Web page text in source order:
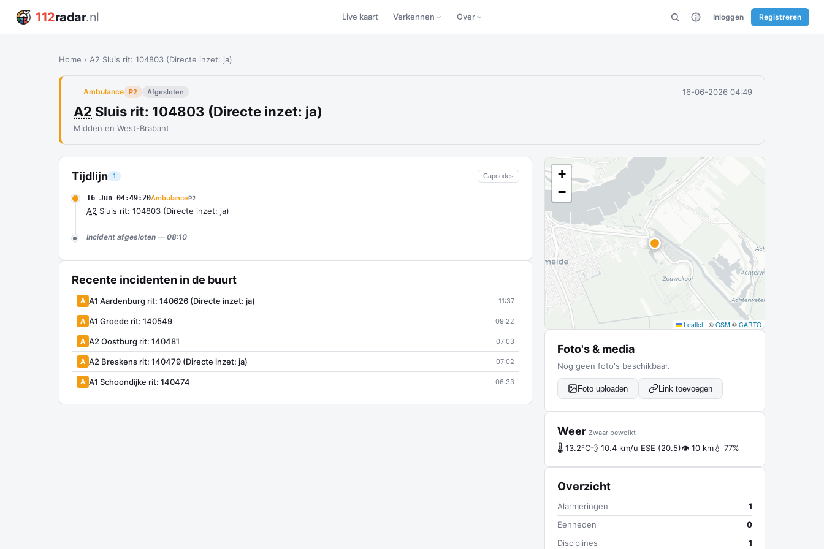
112radar.nl Live kaart Verkennen Over Inloggen Registreren
Home › A2 Sluis rit: 104803 (Directe inzet: ja)
Ambulance P2 Afgesloten 16-06-2026 04:49
A2 Sluis rit: 104803 (Directe inzet: ja)
Midden en West-Brabant
Tijdlijn 1 Capcodes
16 Jun 04:49:20AmbulanceP2
A2 Sluis rit: 104803 (Directe inzet: ja)
Incident afgesloten — 08:10
Recente incidenten in de buurt
A A1 Aardenburg rit: 140626 (Directe inzet: ja) 11:37
A A1 Groede rit: 140549 09:22
A A2 Oostburg rit: 140481 07:03
A A2 Breskens rit: 140479 (Directe inzet: ja) 07:02
A A1 Schoondijke rit: 140474 06:33
+
−
Leaflet | © OSM © CARTO
Foto's & media
Nog geen foto's beschikbaar.
Foto uploaden Link toevoegen
Weer Zwaar bewolkt
🌡 13.2°C💨 10.4 km/u ESE (20.5)👁 10 km💧 77%
Overzicht
Alarmeringen
1
Eenheden
0
Disciplines
1